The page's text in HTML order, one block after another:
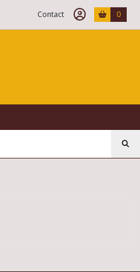
Contact 0